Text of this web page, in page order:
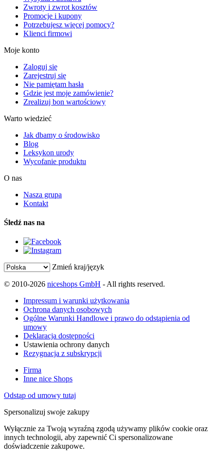
Zwroty i zwrot kosztów
Promocje i kupony
Potrzebujesz więcej pomocy?
Klienci firmowi
Moje konto
Zaloguj się
Zarejestruj się
Nie pamiętam hasła
Gdzie jest moje zamówienie?
Zrealizuj bon wartościowy
Warto wiedzieć
Jak dbamy o środowisko
Blog
Leksykon urody
Wycofanie produktu
O nas
Nasza grupa
Kontakt
Śledź nas na
Zmień kraj/język
© 2010-2026 niceshops GmbH - All rights reserved.
Impressum i warunki użytkowania
Ochrona danych osobowych
Ogólne Warunki Handlowe i prawo do odstąpienia od
umowy
Deklaracja dostępności
Ustawienia ochrony danych
Rezygnacja z subskrypcji
Firma
Inne nice Shops
Odstąp od umowy tutaj
Spersonalizuj swoje zakupy
Wyłącznie za Twoją wyraźną zgodą używamy plików cookie oraz
innych technologii, aby zapewnić Ci spersonalizowane
doświadczenie zakupowe.